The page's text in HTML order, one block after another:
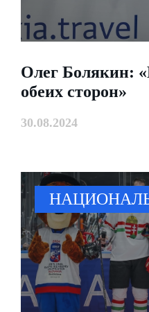
Олег Болякин:
обеих сторон»
30.08.2024